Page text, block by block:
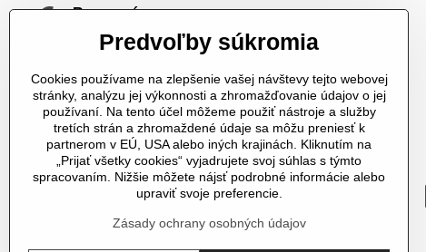
Rozumné ceny
Zákazníkom ponúkame priateľské ceny, ktoré si viete
ešte skrášliť navyše registráciou
K nám sa vždy dovoláte
V čase od 8,00 do 20,00 počas pracovných dní a od
10,00 do 20,00 počas vikendov a sviatkov sme Vám plne
k dispozícii. Pokiaľ sme zaneprázdnení a nevieme prijať
hovor, určite Vám zavoláme späť
Telefonické objednávky
U nás si môžete tovar objednať aj telefonicky
Predvoľby súkromia
Cookies používame na zlepšenie vašej návštevy tejto webovej
stránky, analýzu jej výkonnosti a zhromažďovanie údajov o jej
používaní. Na tento účel môžeme použiť nástroje a služby
tretích strán a zhromaždené údaje sa môžu preniesť k
partnerom v EÚ, USA alebo iných krajinách. Kliknutím na
„Prijať všetky cookies“ vyjadrujete svoj súhlas s týmto
spracovaním. Nižšie môžete nájsť podrobné informácie alebo
upraviť svoje preferencie.
Zásady ochrany osobných údajov